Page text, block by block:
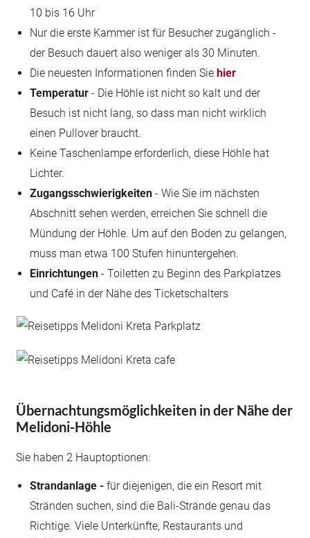
10 bis 16 Uhr
Nur die erste Kammer ist für Besucher zugänglich -
der Besuch dauert also weniger als 30 Minuten.
Die neuesten Informationen finden Siehier
Temperatur- Die Höhle ist nicht so kalt und der
Besuch ist nicht lang, so dass man nicht wirklich
einen Pullover braucht.
Keine Taschenlampe erforderlich, diese Höhle hat
Lichter.
Zugangsschwierigkeiten - Wie Sie im nächsten
Abschnitt sehen werden, erreichen Sie schnell die
Mündung der Höhle. Um auf den Boden zu gelangen,
muss man etwa 100 Stufen hinuntergehen.
Einrichtungen - Toiletten zu Beginn des Parkplatzes
und Café in der Nähe des Ticketschalters
Übernachtungsmöglichkeiten in der Nähe der
Melidoni-Höhle
Sie haben 2 Hauptoptionen:
Strandanlage - für diejenigen, die ein Resort mit
Stränden suchen, sind die Bali-Strände genau das
Richtige. Viele Unterkünfte, Restaurants und